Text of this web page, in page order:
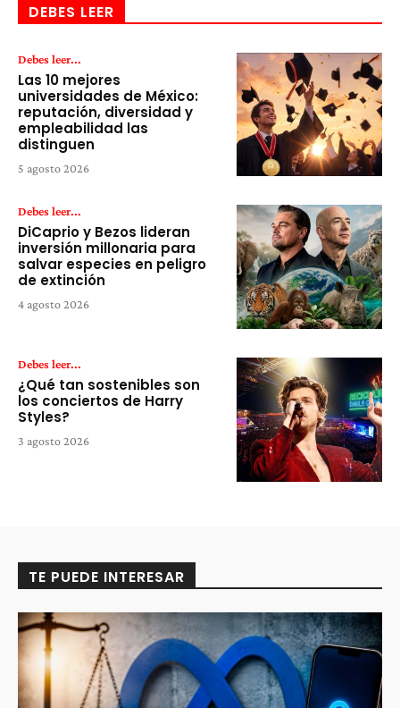
DEBES LEER
Debes leer...
Las 10 mejores
universidades de México:
reputación, diversidad y
empleabilidad las
distinguen
5 agosto 2026
Debes leer...
DiCaprio y Bezos lideran
inversión millonaria para
salvar especies en peligro
de extinción
4 agosto 2026
Debes leer...
¿Qué tan sostenibles son
los conciertos de Harry
Styles?
3 agosto 2026
TE PUEDE INTERESAR